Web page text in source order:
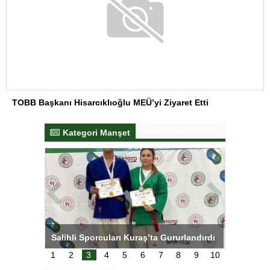
TOBB Başkanı Hisarcıklıoğlu MEÜ’yi Ziyaret Etti
Kategori Manşet
Salihli Sporcuları Kuraş’ta Gururlandırdı
1 2 3 4 5 6 7 8 9 10